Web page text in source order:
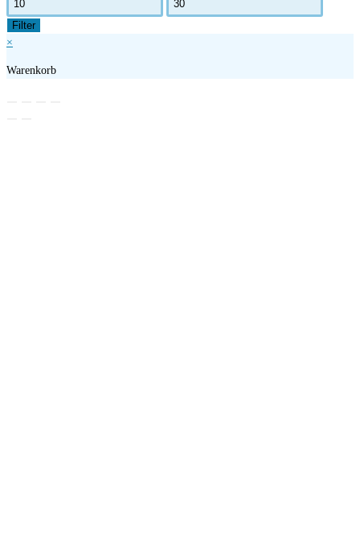
Preis
Preis
Filter
×
Warenkorb